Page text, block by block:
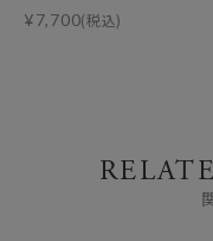
¥7,700(税込)